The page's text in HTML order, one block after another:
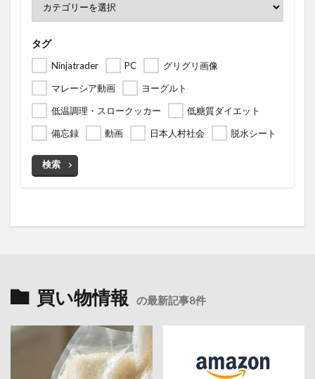
タグ
Ninjatrader PC
グリグリ画像
マレーシア動画
ヨーグルト
低温調理・スロークッカー
低糖質ダイエット
備忘録
動画 日本人村社会 脱水シート
検索
買い物情報 の最新記事8件